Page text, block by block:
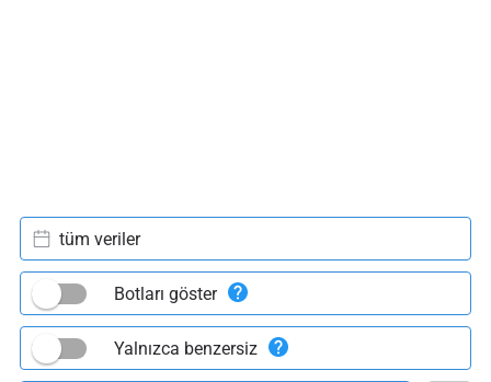
tüm veriler
Botları göster
Yalnızca benzersiz